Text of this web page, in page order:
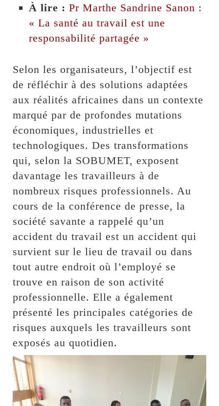
À lire : Pr Marthe Sandrine Sanon :
« La santé au travail est une
responsabilité partagée »
Selon les organisateurs, l’objectif est
de réfléchir à des solutions adaptées
aux réalités africaines dans un contexte
marqué par de profondes mutations
économiques, industrielles et
technologiques. Des transformations
qui, selon la SOBUMET, exposent
davantage les travailleurs à de
nombreux risques professionnels. Au
cours de la conférence de presse, la
société savante a rappelé qu’un
accident du travail est un accident qui
survient sur le lieu de travail ou dans
tout autre endroit où l’employé se
trouve en raison de son activité
professionnelle. Elle a également
présenté les principales catégories de
risques auxquels les travailleurs sont
exposés au quotidien.